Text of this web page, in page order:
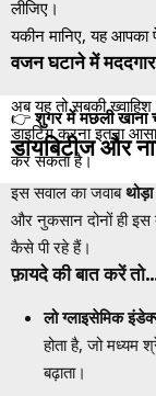
👉शुगर में मछली खाना
डायबिटीज और
इस सवाल का जवाब
और नुकसान दोनों ही इस
कैसे पी रहे हैं।
फ़ायदे की बात करें
लो ग्लाइसेमिक
होता है, जो मध्यम
बढ़ाता।
लीजिए।
यकीन मानिए, यह आपका
वजन घटाने में मददगार
अब यह तो सबकी
डाइटिंग करना इतना
कर सकता है।